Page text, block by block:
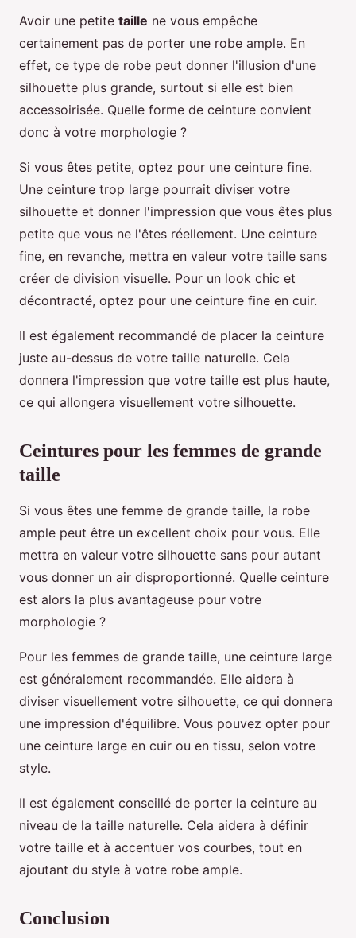
Avoir une petite taille ne vous empêche
certainement pas de porter une robe ample. En
effet, ce type de robe peut donner l'illusion d'une
silhouette plus grande, surtout si elle est bien
accessoirisée. Quelle forme de ceinture convient
donc à votre morphologie ?
Si vous êtes petite, optez pour une ceinture fine.
Une ceinture trop large pourrait diviser votre
silhouette et donner l'impression que vous êtes plus
petite que vous ne l'êtes réellement. Une ceinture
fine, en revanche, mettra en valeur votre taille sans
créer de division visuelle. Pour un look chic et
décontracté, optez pour une ceinture fine en cuir.
Il est également recommandé de placer la ceinture
juste au-dessus de votre taille naturelle. Cela
donnera l'impression que votre taille est plus haute,
ce qui allongera visuellement votre silhouette.
Ceintures pour les femmes de grande
taille
Si vous êtes une femme de grande taille, la robe
ample peut être un excellent choix pour vous. Elle
mettra en valeur votre silhouette sans pour autant
vous donner un air disproportionné. Quelle ceinture
est alors la plus avantageuse pour votre
morphologie ?
Pour les femmes de grande taille, une ceinture large
est généralement recommandée. Elle aidera à
diviser visuellement votre silhouette, ce qui donnera
une impression d'équilibre. Vous pouvez opter pour
une ceinture large en cuir ou en tissu, selon votre
style.
Il est également conseillé de porter la ceinture au
niveau de la taille naturelle. Cela aidera à définir
votre taille et à accentuer vos courbes, tout en
ajoutant du style à votre robe ample.
Conclusion